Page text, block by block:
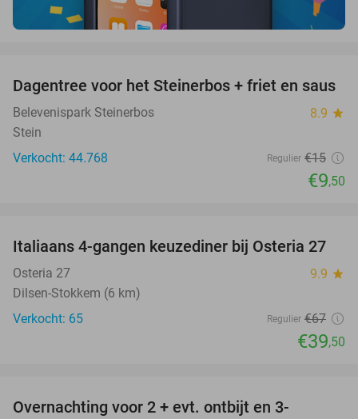
37%
Dagentree voor het Steinerbos + friet en saus
Belevenispark Steinerbos 8.9 star
Stein
Verkocht: 44.768
Regulier €15
€9,50
41%
Italiaans 4-gangen keuzediner bij Osteria 27
Osteria 27 9.9 star
Dilsen-Stokkem (6 km)
Verkocht: 65
Regulier €67
€39,50
Overnachting voor 2 + evt. ontbijt en 3-